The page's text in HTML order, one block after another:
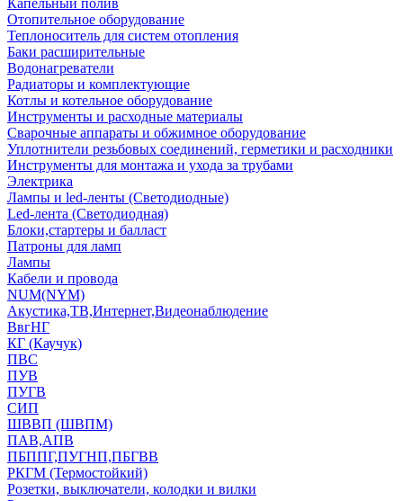
Капельный полив
Отопительное оборудование
Теплоноситель для систем отопления
Баки расширительные
Водонагреватели
Радиаторы и комплектующие
Котлы и котельное оборудование
Инструменты и расходные материалы
Сварочные аппараты и обжимное оборудование
Уплотнители резьбовых соединений, герметики и расходники
Инструменты для монтажа и ухода за трубами
Электрика
Лампы и led-ленты (Светодиодные)
Led-лента (Светодиодная)
Блоки,стартеры и балласт
Патроны для ламп
Лампы
Кабели и провода
NUM(NYM)
Акустика,ТВ,Интернет,Видеонаблюдение
ВвгНГ
КГ (Каучук)
ПВС
ПУВ
ПУГВ
СИП
ШВВП (ШВПМ)
ПАВ,АПВ
ПБППГ,ПУГНП,ПБГВВ
РКГМ (Термостойкий)
Розетки, выключатели, колодки и вилки